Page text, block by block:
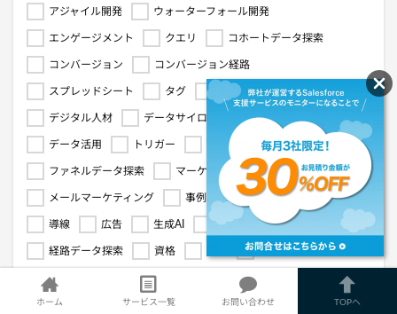
アジャイル開発 ウォーターフォール開発
エンゲージメント クエリ コホートデータ探索
コンバージョン コンバージョン経路
スプレッドシート タグ タスク管理
デジタル人材 データサイロ データ分析
データ活用 トリガー トレーニング ハンズオン
ファネルデータ探索 マーケティングツール メモ機能
メールマーケティング 事例 効率化
導線 広告 生成AI 用語解説
経路データ探索 資格 コピーライティング
バーチャルオフィス レンタルオフィス
GMOオフィスサポート DMMバーチャルオフィス
ホーム サービス一覧 お問い合わせ TOPへ